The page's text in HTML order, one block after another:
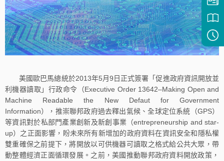
美國歐巴馬總統於2013年5月9日正式簽署「促進政府資訊開放並
利機器讀取」行政命令（Executive Order 13642–Making Open and
Machine Readable the New Defaut for Government
Information），推崇聯邦政府過去釋出氣候、全球定位系統（GPS）
等資訊對於私部門產業創新及新創事業（entrepreneurship and star-
up）之正面影響，盼未來所有新增加的政府資料在資訊安全和隱私權
雙重確保之前提下，將開放以可供機器可讀取之格式給公共大眾，帶
動整體經濟正面循環發展。之前，美國推動聯邦政府資料開放政策，